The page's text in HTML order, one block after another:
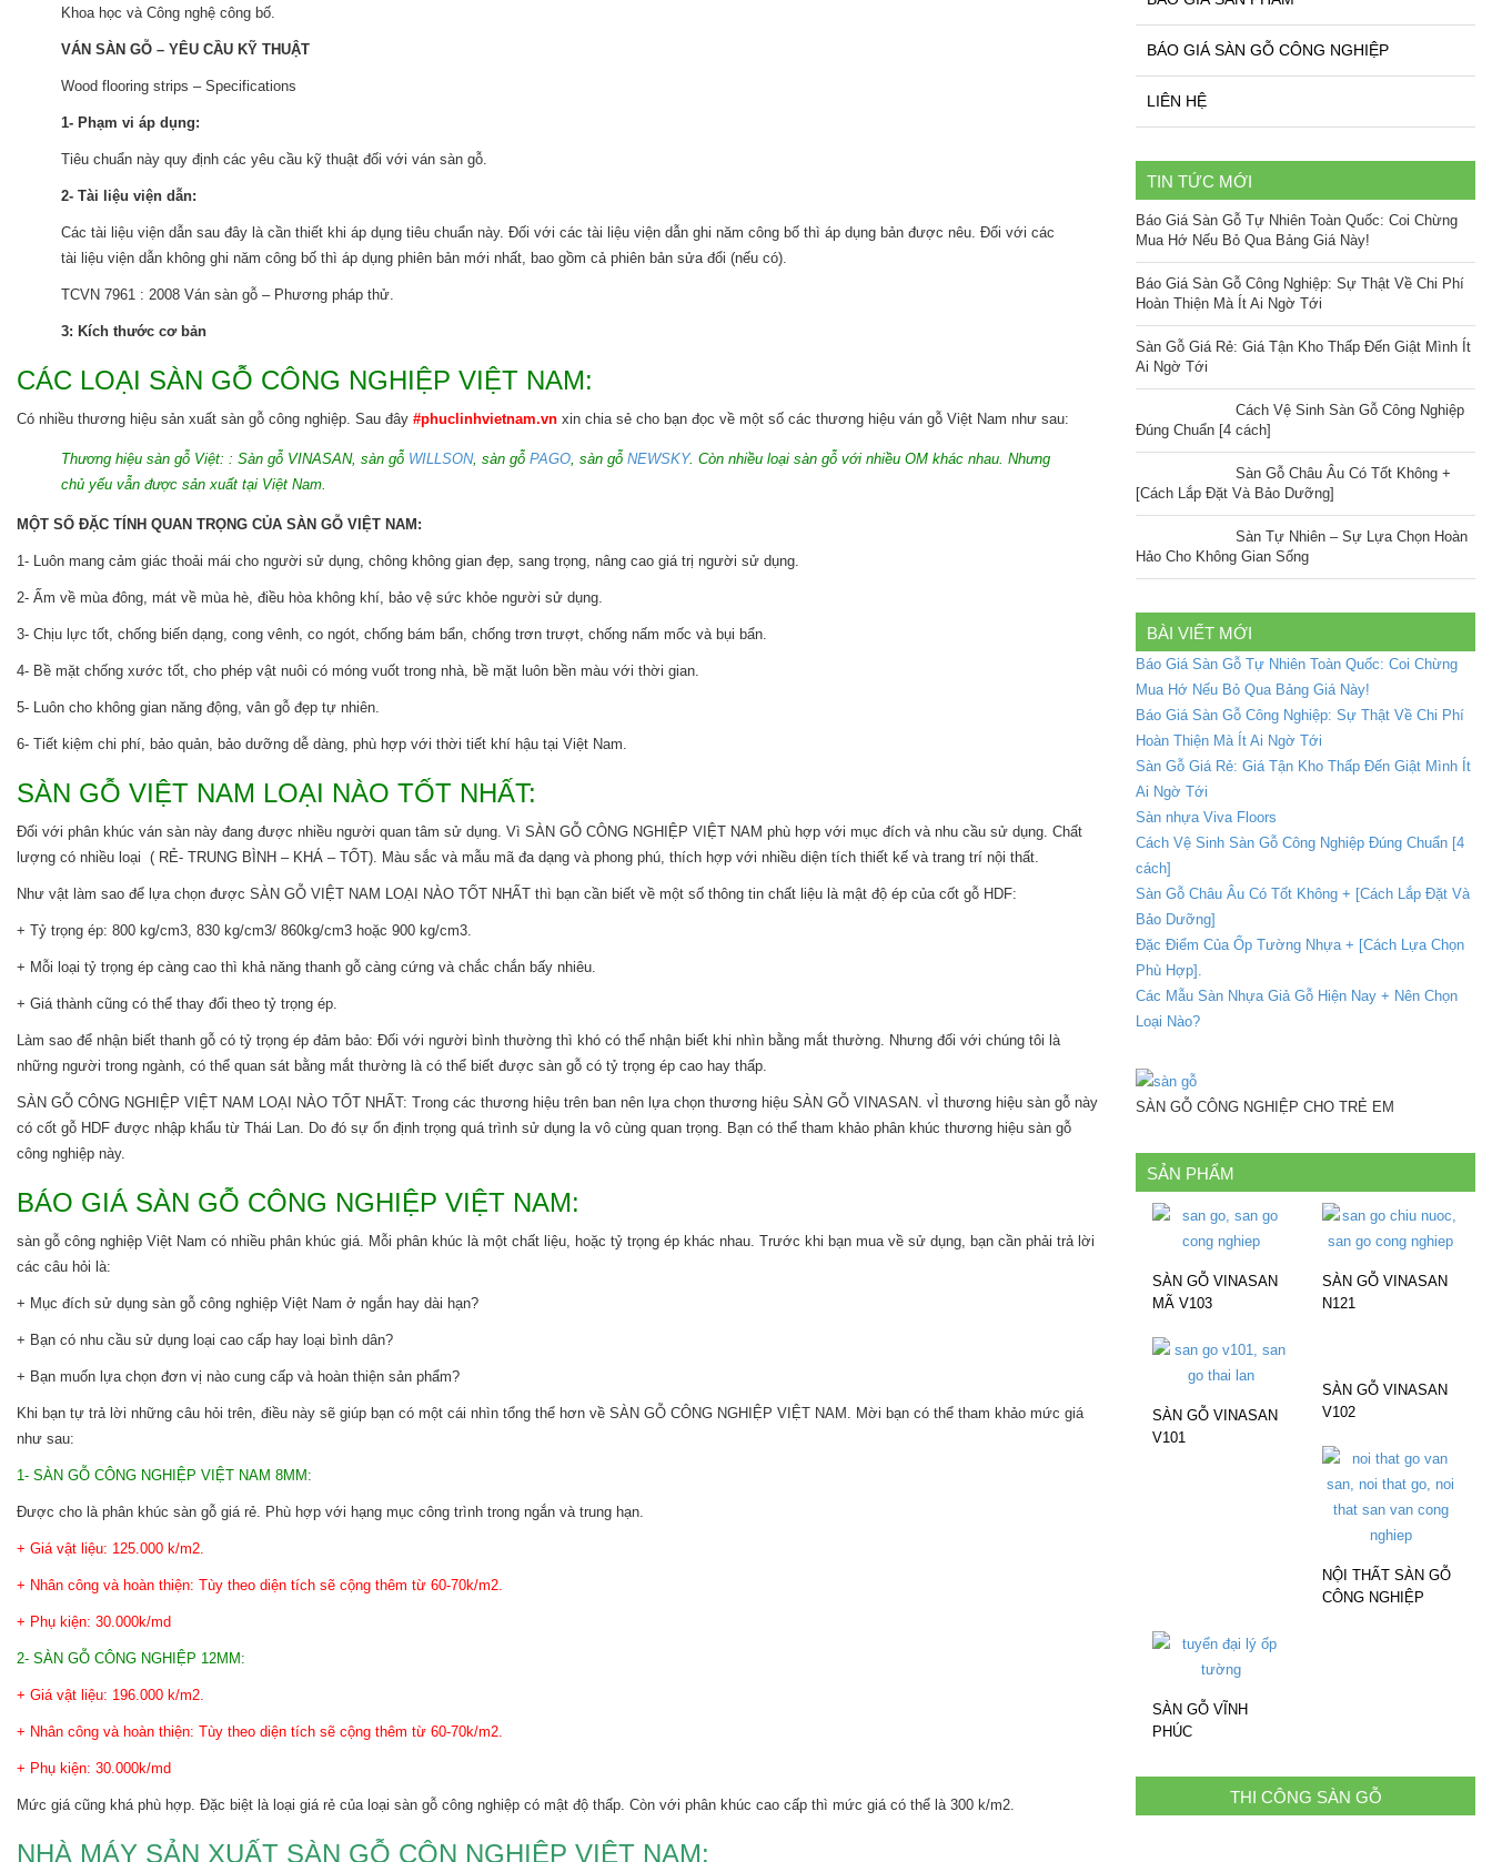
Khoa học và Công nghệ công bố.
VÁN SÀN GỖ – YÊU CẦU KỸ THUẬT
Wood flooring strips – Specifications
1- Phạm vi áp dụng:
Tiêu chuẩn này quy định các yêu cầu kỹ thuật đối với ván sàn gỗ.
2- Tài liệu viện dẫn:
Các tài liệu viện dẫn sau đây là cần thiết khi áp dụng tiêu chuẩn này. Đối với các tài liệu viện dẫn ghi năm công bố thì áp dụng bản được nêu. Đối với các
tài liệu viện dẫn không ghi năm công bố thì áp dụng phiên bản mới nhất, bao gồm cả phiên bản sửa đổi (nếu có).
TCVN 7961 : 2008 Ván sàn gỗ – Phương pháp thử.
3: Kích thước cơ bản
CÁC LOẠI SÀN GỖ CÔNG NGHIỆP VIỆT NAM:
Có nhiều thương hiệu sản xuất sàn gỗ công nghiệp. Sau đây #phuclinhvietnam.vn xin chia sẻ cho bạn đọc về một số các thương hiệu ván gỗ Việt Nam như sau:
Thương hiệu sàn gỗ Việt: : Sàn gỗ VINASAN, sàn gỗ WILLSON, sàn gỗ PAGO, sàn gỗ NEWSKY. Còn nhiều loại sàn gỗ với nhiều OM khác nhau. Nhưng
chủ yếu vẫn được sản xuất tại Việt Nam.
MỘT SỐ ĐẶC TÍNH QUAN TRỌNG CỦA SÀN GỖ VIỆT NAM:
1- Luôn mang cảm giác thoải mái cho người sử dụng, chông không gian đẹp, sang trọng, nâng cao giá trị người sử dụng.
2- Ấm về mùa đông, mát về mùa hè, điều hòa không khí, bảo vệ sức khỏe người sử dụng.
3- Chịu lực tốt, chống biến dạng, cong vênh, co ngót, chống bám bẩn, chống trơn trượt, chống nấm mốc và bụi bẩn.
4- Bề mặt chống xước tốt, cho phép vật nuôi có móng vuốt trong nhà, bề mặt luôn bền màu với thời gian.
5- Luôn cho không gian năng động, vân gỗ đẹp tự nhiên.
6- Tiết kiệm chi phí, bảo quản, bảo dưỡng dễ dàng, phù hợp với thời tiết khí hậu tại Việt Nam.
SÀN GỖ VIỆT NAM LOẠI NÀO TỐT NHẤT:
Đối với phân khúc ván sàn này đang được nhiều người quan tâm sử dụng. Vì SÀN GỖ CÔNG NGHIỆP VIỆT NAM phù hợp với mục đích và nhu cầu sử dụng. Chất
lượng có nhiều loại ( RẺ- TRUNG BÌNH – KHÁ – TỐT). Màu sắc và mẫu mã đa dạng và phong phú, thích hợp với nhiều diện tích thiết kế và trang trí nội thất.
Như vật làm sao để lựa chọn được SÀN GỖ VIỆT NAM LOẠI NÀO TỐT NHẤT thì bạn cần biết về một số thông tin chất liệu là mật độ ép của cốt gỗ HDF:
+ Tỷ trọng ép: 800 kg/cm3, 830 kg/cm3/ 860kg/cm3 hoặc 900 kg/cm3.
+ Mỗi loại tỷ trọng ép càng cao thì khả năng thanh gỗ càng cứng và chắc chắn bấy nhiêu.
+ Giá thành cũng có thể thay đổi theo tỷ trọng ép.
Làm sao để nhận biết thanh gỗ có tỷ trọng ép đảm bảo: Đối với người bình thường thì khó có thể nhận biết khi nhìn bằng mắt thường. Nhưng đối với chúng tôi là
những người trong ngành, có thể quan sát bằng mắt thường là có thể biết được sàn gỗ có tỷ trọng ép cao hay thấp.
SÀN GỖ CÔNG NGHIỆP VIỆT NAM LOẠI NÀO TỐT NHẤT: Trong các thương hiệu trên ban nên lựa chọn thương hiệu SÀN GỖ VINASAN. vÌ thương hiệu sàn gỗ này
có cốt gỗ HDF được nhập khẩu từ Thái Lan. Do đó sự ổn định trọng quá trình sử dụng la vô cùng quan trọng. Bạn có thể tham khảo phân khúc thương hiệu sàn gỗ
công nghiệp này.
BÁO GIÁ SÀN GỖ CÔNG NGHIỆP VIỆT NAM:
sàn gỗ công nghiệp Việt Nam có nhiều phân khúc giá. Mỗi phân khúc là một chất liệu, hoặc tỷ trọng ép khác nhau. Trước khi bạn mua về sử dụng, bạn cần phải trả lời
các câu hỏi là:
+ Mục đích sử dụng sàn gỗ công nghiệp Việt Nam ở ngắn hay dài hạn?
+ Bạn có nhu cầu sử dụng loại cao cấp hay loại bình dân?
+ Bạn muốn lựa chọn đơn vị nào cung cấp và hoàn thiện sản phẩm?
Khi bạn tự trả lời những câu hỏi trên, điều này sẽ giúp bạn có một cái nhìn tổng thể hơn về SÀN GỖ CÔNG NGHIỆP VIỆT NAM. Mời bạn có thể tham khảo mức giá
như sau:
1- SÀN GỖ CÔNG NGHIỆP VIỆT NAM 8MM:
Được cho là phân khúc sàn gỗ giá rẻ. Phù hợp với hạng mục công trình trong ngắn và trung hạn.
+ Giá vật liệu: 125.000 k/m2.
+ Nhân công và hoàn thiện: Tùy theo diện tích sẽ cộng thêm từ 60-70k/m2.
+ Phụ kiện: 30.000k/md
2- SÀN GỖ CÔNG NGHIỆP 12MM:
+ Giá vật liệu: 196.000 k/m2.
+ Nhân công và hoàn thiện: Tùy theo diện tích sẽ cộng thêm từ 60-70k/m2.
+ Phụ kiện: 30.000k/md
Mức giá cũng khá phù hợp. Đặc biệt là loại giá rẻ của loại sàn gỗ công nghiệp có mật độ thấp. Còn với phân khúc cao cấp thì mức giá có thể là 300 k/m2.
NHÀ MÁY SẢN XUẤT SÀN GỖ CÔN NGHIỆP VIỆT NAM:
BÁO GIÁ SÀN GỖ CÔNG NGHIỆP
LIÊN HỆ
TIN TỨC MỚI
Báo Giá Sàn Gỗ Tự Nhiên Toàn Quốc: Coi Chừng
Mua Hớ Nếu Bỏ Qua Bảng Giá Này!
Báo Giá Sàn Gỗ Công Nghiệp: Sự Thật Về Chi Phí
Hoàn Thiện Mà Ít Ai Ngờ Tới
Sàn Gỗ Giá Rẻ: Giá Tận Kho Thấp Đến Giật Mình Ít
Ai Ngờ Tới
Cách Vệ Sinh Sàn Gỗ Công Nghiệp
Đúng Chuẩn [4 cách]
Sàn Gỗ Châu Âu Có Tốt Không +
[Cách Lắp Đặt Và Bảo Dưỡng]
Sàn Tự Nhiên – Sự Lựa Chọn Hoàn
Hảo Cho Không Gian Sống
BÀI VIẾT MỚI
Báo Giá Sàn Gỗ Tự Nhiên Toàn Quốc: Coi Chừng
Mua Hớ Nếu Bỏ Qua Bảng Giá Này!
Báo Giá Sàn Gỗ Công Nghiệp: Sự Thật Về Chi Phí
Hoàn Thiện Mà Ít Ai Ngờ Tới
Sàn Gỗ Giá Rẻ: Giá Tận Kho Thấp Đến Giật Mình Ít
Ai Ngờ Tới
Sàn nhựa Viva Floors
Cách Vệ Sinh Sàn Gỗ Công Nghiệp Đúng Chuẩn [4
cách]
Sàn Gỗ Châu Âu Có Tốt Không + [Cách Lắp Đặt Và
Bảo Dưỡng]
Đặc Điểm Của Ốp Tường Nhựa + [Cách Lựa Chọn
Phù Hợp].
Các Mẫu Sàn Nhựa Giả Gỗ Hiện Nay + Nên Chọn
Loại Nào?
SÀN GỖ CÔNG NGHIỆP CHO TRẺ EM
SẢN PHẨM
SÀN GỖ VINASAN
MÃ V103
SÀN GỖ VINASAN
N121
SÀN GỖ VINASAN
V101
SÀN GỖ VINASAN
V102
NỘI THẤT SÀN GỖ
CÔNG NGHIỆP
SÀN GỖ VĨNH
PHÚC
THI CÔNG SÀN GỖ